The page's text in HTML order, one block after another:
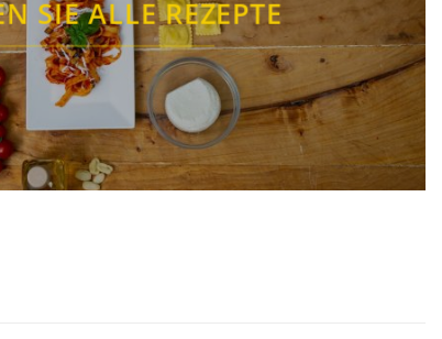
SIE ALLE REZEPTE